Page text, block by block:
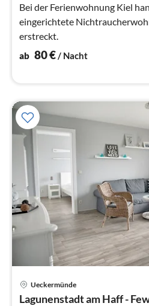
Bei der Ferienwohnung Kiel
eingerichtete
erstreckt.
ab 80€/ Nacht
Ueckermünde
Lagunenstadt am Haff -